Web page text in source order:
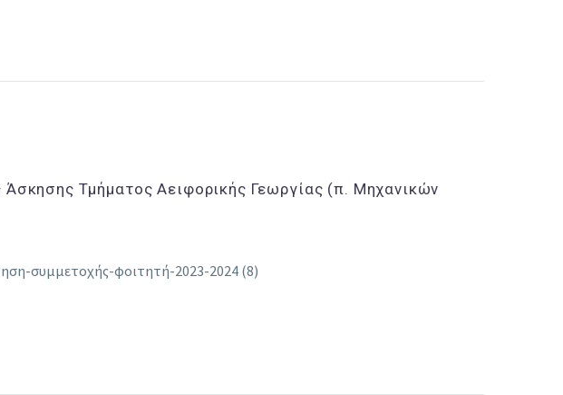
Τμήματος Αειφορικής Γεωργίας (π. Μηχανικών
συμμετοχής-φοιτητή-2023-2024 (8)